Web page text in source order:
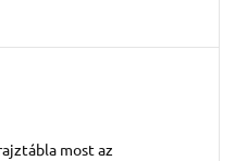
most az